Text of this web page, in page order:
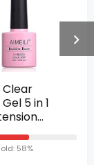
Clear
5 in 1
Gel
UV LED
Soak Off
58%